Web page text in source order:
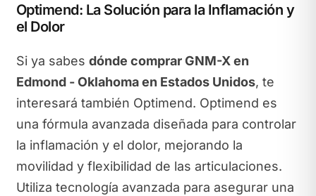
Optimend: La Solución para la Inflamación y
el Dolor
Si ya sabes dónde comprar GNM-X en
Edmond - Oklahoma en Estados Unidos, te
interesará también Optimend. Optimend es
una fórmula avanzada diseñada para controlar
la inflamación y el dolor, mejorando la
movilidad y flexibilidad de las articulaciones.
Utiliza tecnología avanzada para asegurar una